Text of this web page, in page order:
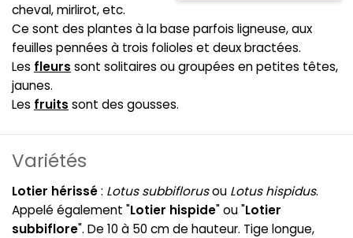
cheval, mirlirot, etc.
Ce sont des plantes à la base parfois ligneuse, aux
feuilles pennées à trois folioles et deux bractées.
Les fleurs sont solitaires ou groupées en petites têtes,
jaunes.
Les fruits sont des gousses.
Variétés
Lotier hérissé: Lotus subbiflorusou Lotus hispidus.
Appelé également "Lotier hispide" ou "Lotier
subbiflore". De 10 à 50 cm de hauteur. Tige longue,